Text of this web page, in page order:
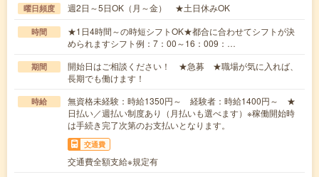
曜日頻度 週2日～5日OK（月～金） ★土日休みOK
時間
★1日4時間～の時短シフトOK★都合に合わせてシフトが決
められますシフト例：7：00～16：009：…
期間
開始日はご相談ください！ ★急募 ★職場が気に入れば、
長期でも働けます！
時給
無資格未経験：時給1350円～ 経験者：時給1400円～ ★
日払い／週払い制度あり（月払いも選べます）※稼働開始時
は手続き完了次第のお支払いとなります。
交通費
交通費全額支給※規定有